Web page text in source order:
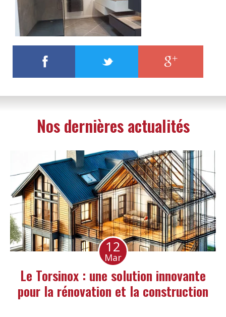
Nos dernières actualités
12
Mar
Le Torsinox : une solution innovante
pour la rénovation et la construction